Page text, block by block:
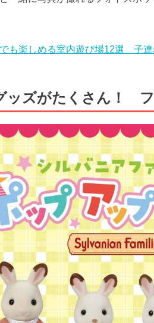
でも楽しめる室内遊び場12選 子
ッズがたくさん！